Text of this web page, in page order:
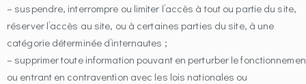
– suspendre, interrompre ou limiter l’accès à tout ou partie du site,
réserver l’accès au site, ou à certaines parties du site, à une
catégorie déterminée d’internautes ;
– supprimer toute information pouvant en perturber le
ou entrant en contravention avec les lois nationales ou